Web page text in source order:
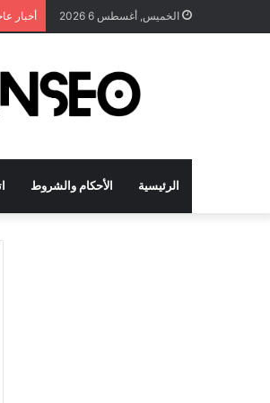
الخميس, أغسطس 6 2026 أخبار
الرئيسية الأحكام والشروط